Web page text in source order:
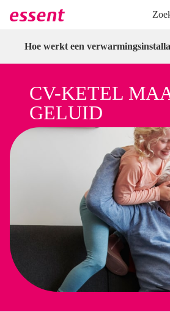
Direct naar hoofdinhoud
Direct naar inloggen
Hoe werkt een
CV-KETEL
GELUID